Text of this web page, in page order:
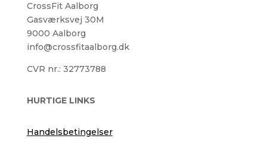
CrossFit Aalborg
Gasværksvej 30M
9000 Aalborg
info@crossfitaalborg.dk
CVR nr.: 32773788
HURTIGE LINKS
Handelsbetingelser